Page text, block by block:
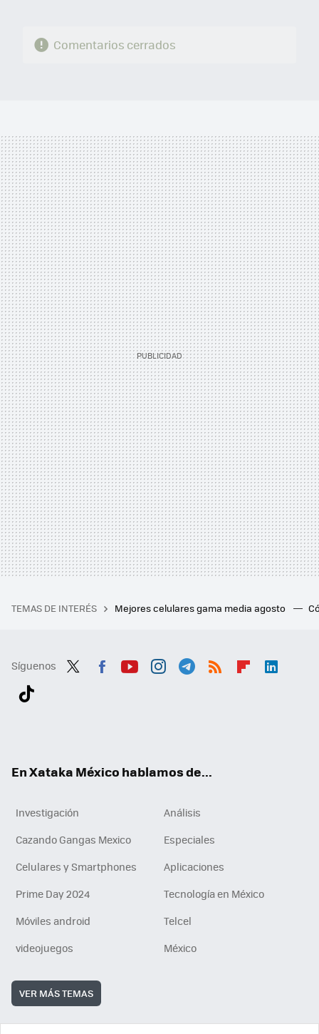
Comentarios cerrados
TEMAS DE INTERÉS Mejores celulares gama media agosto
Síguenos
En Xataka México hablamos de...
Investigación
Análisis
Cazando Gangas Mexico
Especiales
Celulares y Smartphones
Aplicaciones
Prime Day 2024
Tecnología en México
Móviles android
Telcel
videojuegos
México
VER MÁS TEMAS